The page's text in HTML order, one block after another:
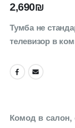
2,690₪
Тумба не
телевизор в
Комод в салон,